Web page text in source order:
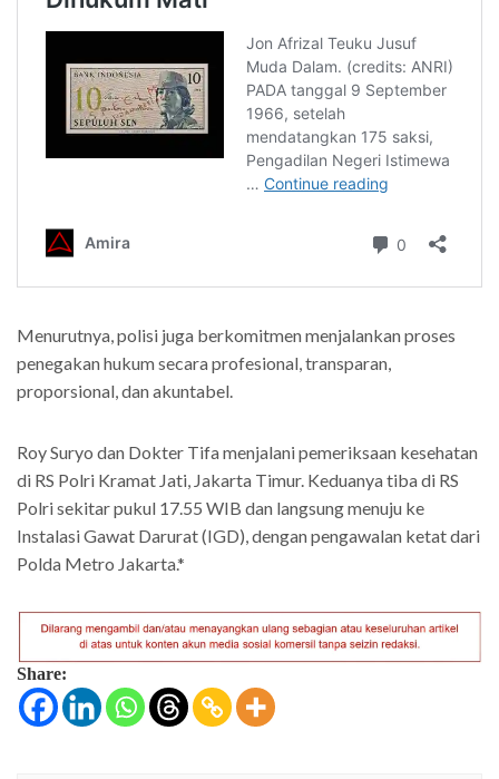
Menurutnya, polisi juga berkomitmen menjalankan proses
penegakan hukum secara profesional, transparan,
proporsional, dan akuntabel.
Roy Suryo dan Dokter Tifa menjalani pemeriksaan kesehatan
di RS Polri Kramat Jati, Jakarta Timur. Keduanya tiba di RS
Polri sekitar pukul 17.55 WIB dan langsung menuju ke
Instalasi Gawat Darurat (IGD), dengan pengawalan ketat dari
Polda Metro Jakarta.*
Share: